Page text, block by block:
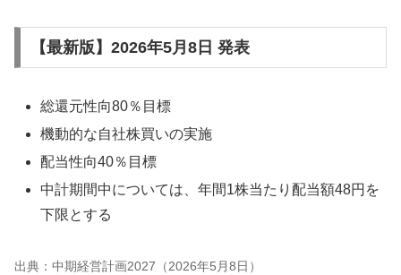
【最新版】2026年5月8日 発表
総還元性向80％目標
機動的な自社株買いの実施
配当性向40％目標
中計期間中については、年間1株当たり配当額48円を
下限とする
出典：中期経営計画2027（2026年5月8日）